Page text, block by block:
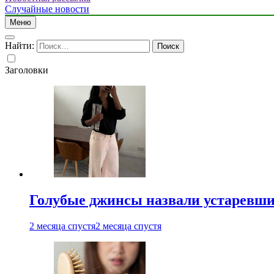
Случайные новости
Меню
Найти:
Заголовки
Голубые джинсы назвали
2 месяца спустя2 месяца спустя